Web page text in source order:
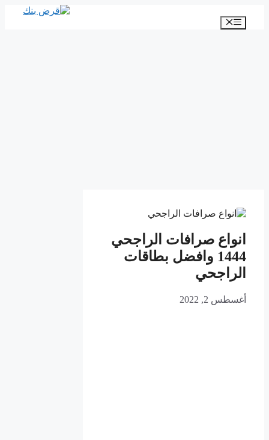
المحتوى
القائمة
انواع صرافات الراجحي
1444 وافضل بطاقات
الراجحي
أغسطس 2, 2022